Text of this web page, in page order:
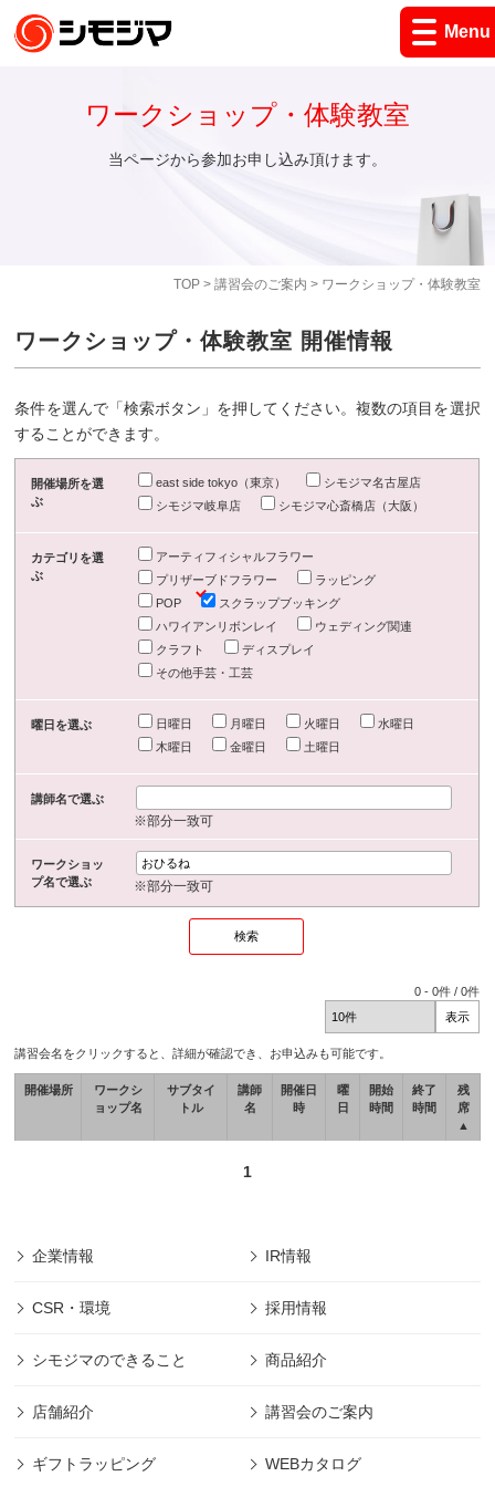
Menu
TOP> 講習会のご案内 > ワークショップ・体験教室
ワークショップ・体験教室
当ページから参加お申し込み頂けます。
ワークショップ・体験教室 開催情報
条件を選んで「検索ボタン」を押してください。複数の項目を選択
することができます。
開催場所を選
ぶ
east side tokyo（東京）
シモジマ名古屋店
シモジマ岐阜店
シモジマ心斎橋店（大阪）
カテゴリを選
ぶ
アーティフィシャルフラワー
プリザーブドフラワー
ラッピング
POP
スクラップブッキング
ハワイアンリボンレイ
ウェディング関連
クラフト
ディスプレイ
その他手芸・工芸
曜日を選ぶ 日曜日 月曜日 火曜日
水曜日
木曜日
金曜日 土曜日
講師名で選ぶ
※部分一致可
ワークショッ
プ名で選ぶ
※部分一致可
0 -0件 /0件
講習会名をクリックすると、詳細が確認でき、お申込みも可能です。
開催場所
ワークシ
ョップ名
サブタイ
トル
講師
名
開催日
時
曜
日
開始
時間
終了
時間
残
席
▲
1
企業情報 IR情報
CSR・環境 採用情報
シモジマのできること 商品紹介
店舗紹介 講習会のご案内
ギフトラッピング WEBカタログ